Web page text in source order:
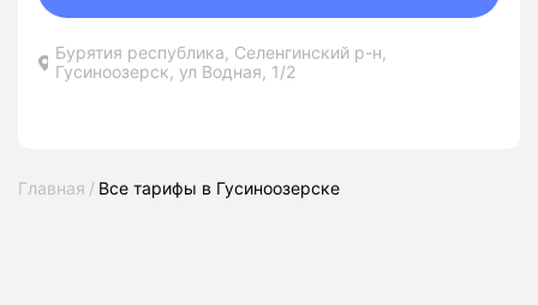
Бурятия республика, Селенгинский р-н,
Гусиноозерск, ул Водная, 1/2
Главная Все тарифы в Гусиноозерске